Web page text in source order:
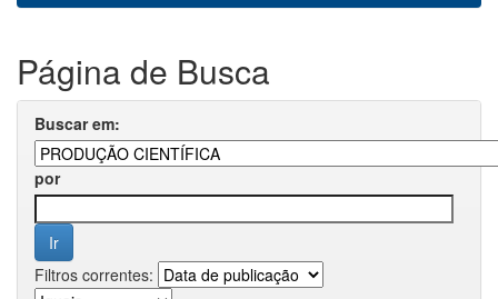
Página de Busca
Buscar em:
por
Filtros correntes: